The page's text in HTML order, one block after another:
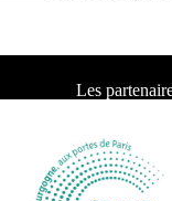
Les